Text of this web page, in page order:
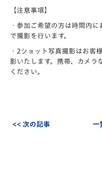
【注意事項】
・参加ご希望の方は時間内
で撮影を行います。
・2ショット写真撮影はお客
影いたします。携帯、カメラ
ください。
<< 次の記事 一